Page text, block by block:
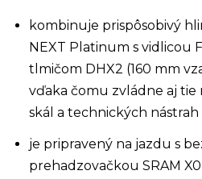
kombinuje prispôsobivý
NEXT Platinum s vidlicou
tlmičom DHX2 (160 mm
vďaka čomu zvládne aj tie
skál a technických nástrah
je pripravený na jazdu s
prehadzovačkou SRAM